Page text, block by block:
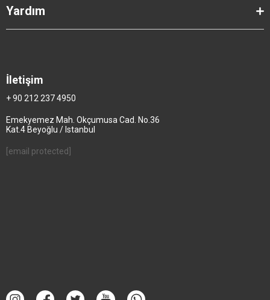
Yardım
İletişim
+ 90 212 237 4950
Emekyemez Mah. Okçumusa Cad. No.36
Kat.4 Beyoğlu / Istanbul
[email protected]